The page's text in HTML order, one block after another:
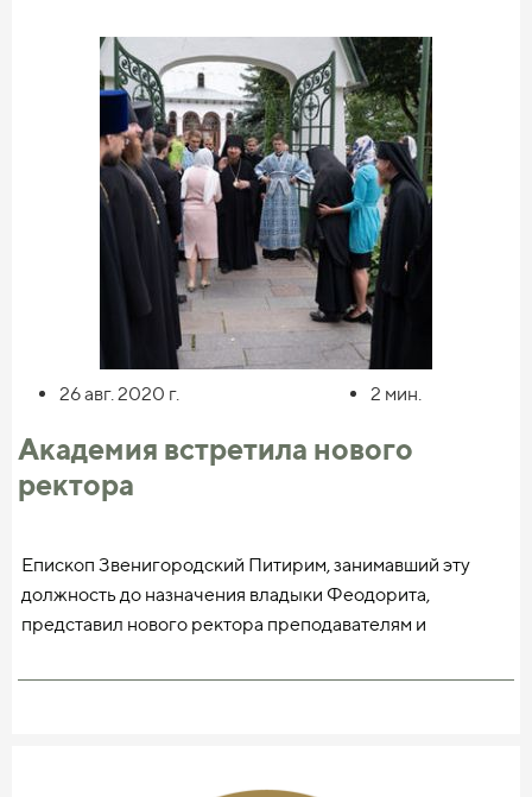
Кронштадтским, были представлены неизвестные
ранее факты и документы.
Многие докладчики сказали тёплые слова о почивших
наставниках и учёных Николае Константиновиче
Гаврюшине, Алексее Ивановиче Сидорове и
Александре Торгомовиче Казаряне.
В докладах были представлены результаты
исследований участников, периодически возникала
живая дискуссия, позволившая увидеть многие вещи с
26 авг. 2020 г. 2 мин.
Академия встретила нового
ректора
Епископ Звенигородский Питирим, занимавший эту
должность до назначения владыки Феодорита,
представил нового ректора преподавателям и
Божественной литургии после запричастного стиха и